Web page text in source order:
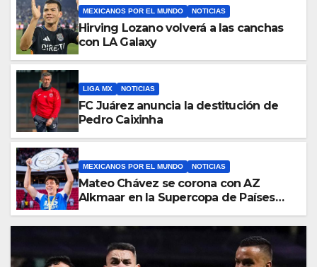
MEXICANOS POR EL MUNDO NOTICIAS
Hirving Lozano volverá a las canchas
con LA Galaxy
LIGA MX NOTICIAS
FC Juárez anuncia la destitución de
Pedro Caixinha
MEXICANOS POR EL MUNDO NOTICIAS
Mateo Chávez se corona con AZ
Alkmaar en la Supercopa de Países